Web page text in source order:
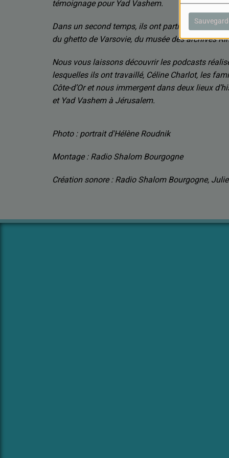
témoignage pour Yad Vashem.
Dans un second temps, ils ont participé à un
du ghetto de Varsovie, du musée des archives
Nous vous laissons découvrir les podcasts
lesquelles ils ont travaillé, Céline Charlot, les
Côte-d’Or et nous immergent dans deux lieux
et Yad Vashem à Jérusalem.
Photo : portrait d'Hélène Roudnik
Montage : Radio Shalom Bourgogne
Création sonore : Radio Shalom Bourgogne, J